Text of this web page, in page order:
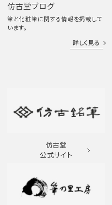
仿古堂ブログ
筆と化粧筆に関する情報を掲載して
います。
詳しく見る
仿古堂
公式サイト